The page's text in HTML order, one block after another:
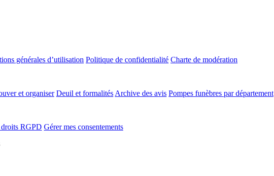
générales d’utilisation Politique de confidentialité Charte de modération
et organiser Deuil et formalités Archive des avis Pompes funèbres par département
RGPD Gérer mes consentements